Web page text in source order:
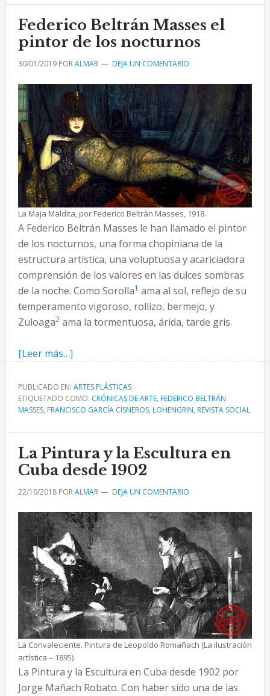
León
Artistas
Cubanos
Federico Beltrán Masses el
pintor de los nocturnos
30/01/2019PORALMAR DEJA UN COMENTARIO
La Maja Maldita, por Federico Beltrán Masses, 1918.
A Federico Beltrán Masses le han llamado el pintor
de los noc­turnos, una forma chopiniana de la
estructura artística, una volup­tuosa y acariciadora
comprensión de los valores en las dulces som­bras
de la noche. Como Sorolla1 ama al sol, reflejo de su
tempera­mento vigoroso, rollizo, bermejo, y
Zuloaga2ama la tormentuosa, árida, tarde gris.
[Leer más…]acerca
Federico
Beltrán
Masses
el
de
los
nocturnos
PUBLICADO EN: ARTES PLÁSTICAS
ETIQUETADO COMO: CRÓNICAS DE ARTE, FEDERICO BELTRÁN
MASSES, FRANCISCO GARCÍA CISNEROS, LOHENGRIN, REVISTA SOCIAL
La Pintura y la Escultura en
Cuba desde 1902
22/10/2018PORALMAR DEJA UN COMENTARIO
La Convaleciente. Pintura de Leopoldo Romañach (La ilustración
artística – 1895)
La Pintura y la Escultura en Cuba desde 1902 por
Jorge Mañach Robato. Con haber sido una de las